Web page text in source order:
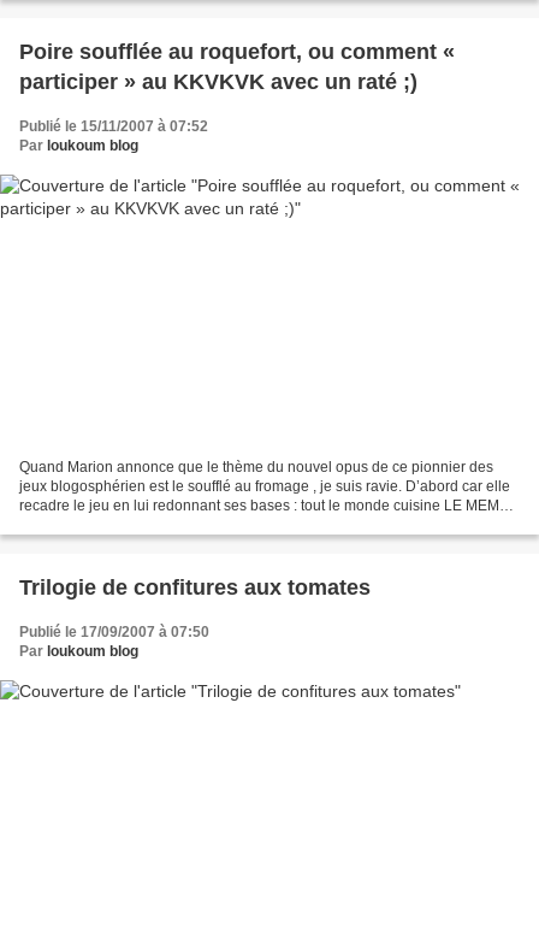
Poire soufflée au roquefort, ou comment «
participer » au KKVKVK avec un raté ;)
Publié le 15/11/2007 à 07:52
Par loukoum blog
Quand Marion annonce que le thème du nouvel opus de ce pionnier des
jeux blogosphérien est le soufflé au fromage , je suis ravie. D’abord car elle
recadre le jeu en lui redonnant ses bases : tout le monde cuisine LE MEME
Trilogie de confitures aux tomates
Publié le 17/09/2007 à 07:50
Par loukoum blog